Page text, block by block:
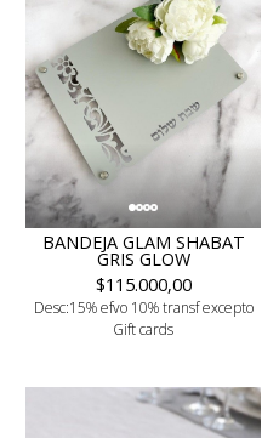
BANDEJA GLAM SHABAT
GRIS GLOW
$115.000,00
Desc:15% efvo 10% transf excepto
Gift cards